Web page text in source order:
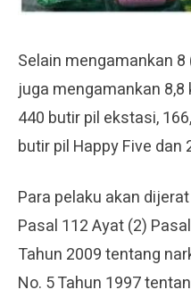
Selain mengamankan
juga mengamankan
440 butir pil ekstasi,
butir pil Happy Five dan
Para pelaku akan
Pasal 112 Ayat (2)
Tahun 2009 tentang
No. 5 Tahun 1997